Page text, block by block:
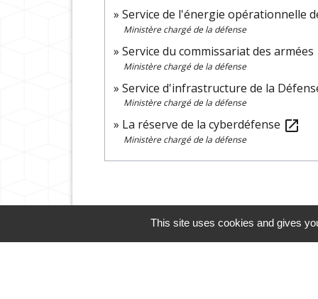
Service de l'énergie opérationnelle
Ministère chargé de la défense
Service du commissariat des armées
Ministère chargé de la défense
Service d'infrastructure de la
Ministère chargé de la défense
La réserve de la cyberdéfense open_in_new
Ministère chargé de la défense
This site uses cookies and gives